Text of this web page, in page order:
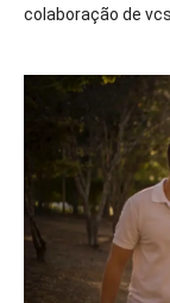
colaboração de